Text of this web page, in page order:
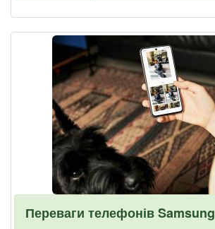
Переваги телефонів Samsung